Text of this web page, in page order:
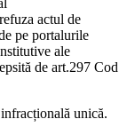
actul de
pe portalurile
ale
de art.297 Cod
unică.